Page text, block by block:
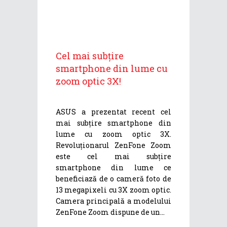
Cel mai subțire
smartphone din lume cu
zoom optic 3X!
ASUS a prezentat recent cel
mai subțire smartphone din
lume cu zoom optic 3X.
Revoluționarul ZenFone Zoom
este cel mai subțire
smartphone din lume ce
beneficiază de o cameră foto de
13 megapixeli cu 3X zoom optic.
Camera principală a modelului
ZenFone Zoom dispune de un